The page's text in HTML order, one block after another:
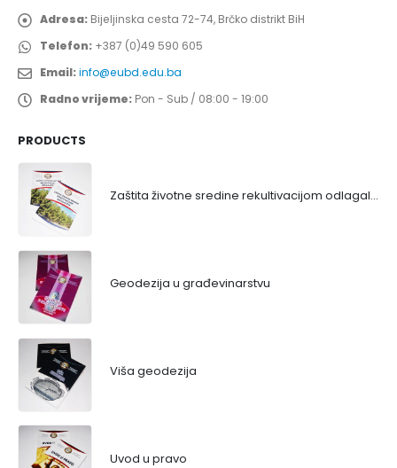
Adresa: Bijeljinska cesta 72-74, Brčko distrikt BiH
Telefon: +387 (0)49 590 605
Email:info@eubd.edu.ba
Radno vrijeme: Pon - Sub / 08:00 - 19:00
PRODUCTS
Zaštita životne sredine rekultivacijom odlagališta
Geodezija u građevinarstvu
Viša geodezija
Uvod u pravo